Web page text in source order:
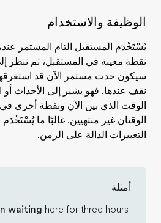
الوظيفة والاستخدام
يُسْتَخْدَم المستقبل التام المستمر
نقطة معينة في المستقبل، ثم ننظر
سيكون حدث مستمر الآن قد
نقف عندها. فهو يشير إلى الأحداث
الوقت الذي بين الآن ونقطة أخرى
الوقتان غير منتهيين. غالبًا ما
التعبيرات الدالة على الزمن.
أمثلة
waiting here for three hours